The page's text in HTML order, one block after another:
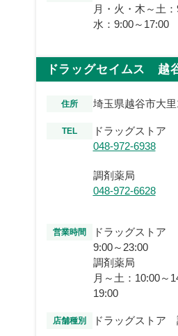
月・火・木～土
水：9:00～17:00
ドラッグセイムス 越
住所 埼玉県越谷市大里
TEL
ドラッグストア
048-972-6938
調剤薬局
048-972-6628
営業時間
ドラッグストア
9:00～23:00
調剤薬局
月～土：10:00～
19:00
店舗種別 ドラッグストア